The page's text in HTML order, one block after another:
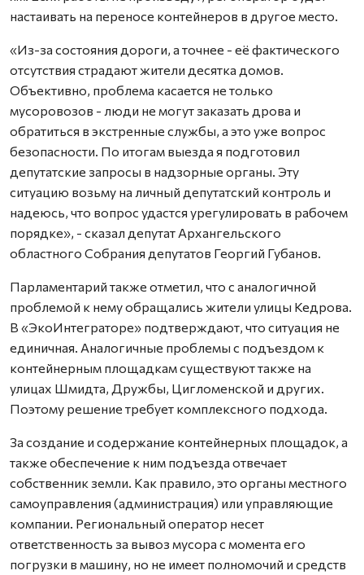
настаивать на переносе контейнеров в другое место.
«Из-за состояния дороги, а точнее - её фактического
отсутствия страдают жители десятка домов.
Объективно, проблема касается не только
мусоровозов - люди не могут заказать дрова и
обратиться в экстренные службы, а это уже вопрос
безопасности. По итогам выезда я подготовил
депутатские запросы в надзорные органы. Эту
ситуацию возьму на личный депутатский контроль и
надеюсь, что вопрос удастся урегулировать в рабочем
порядке», - сказал депутат Архангельского
областного Собрания депутатов Георгий Губанов.
Парламентарий также отметил, что с аналогичной
проблемой к нему обращались жители улицы Кедрова.
В «ЭкоИнтеграторе» подтверждают, что ситуация не
единичная. Аналогичные проблемы с подъездом к
контейнерным площадкам существуют также на
улицах Шмидта, Дружбы, Цигломенской и других.
Поэтому решение требует комплексного подхода.
За создание и содержание контейнерных площадок, а
также обеспечение к ним подъезда отвечает
собственник земли. Как правило, это органы местного
самоуправления (администрация) или управляющие
компании. Региональный оператор несет
ответственность за вывоз мусора с момента его
погрузки в машину, но не имеет полномочий и средств